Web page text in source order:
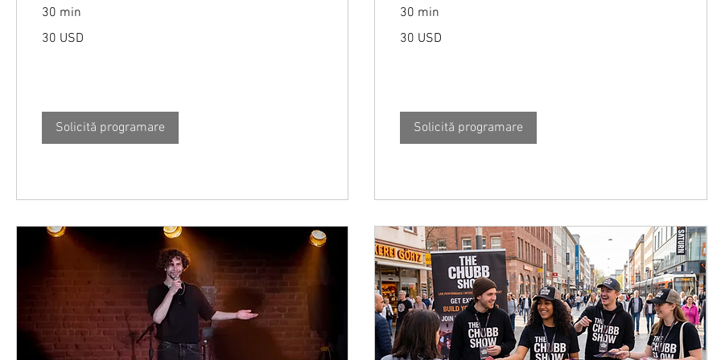
30 min
de
30 USD
Solicită programare
30 min
de
30 USD
Solicită programare